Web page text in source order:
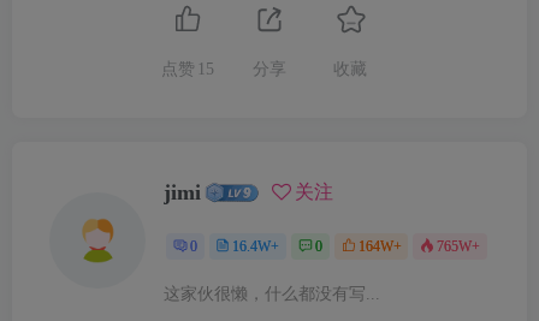
点赞 15 分享 收藏
jimi 关注
0 16.4W+ 0 164W+ 765W+
这家伙很懒，什么都没有写...